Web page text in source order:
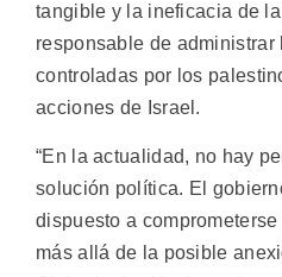
tangible y la ineficacia de
responsable de
controladas por los
acciones de Israel.
“En la actualidad, no hay
solución política. El
dispuesto a
más allá de la posible